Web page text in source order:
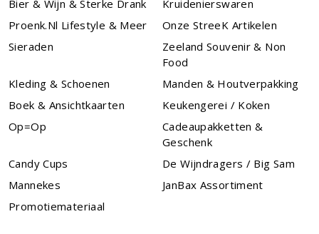
Bier & Wijn & Sterke Drank
Kruidenierswaren
Proenk.nl Lifestyle & Meer
Onze StreeK Artikelen
Sieraden
Zeeland Souvenir & Non
Food
Kleding & Schoenen
Manden & Houtverpakking
Boek & Ansichtkaarten
Keukengerei / Koken
Op=Op
Cadeaupakketten &
Geschenk
Candy Cups
De Wijndragers / Big Sam
Mannekes
JanBax Assortiment
Promotiemateriaal